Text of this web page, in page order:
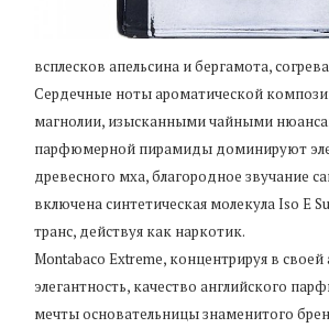
всплесков апельсина и бергамота,
Сердечные ноты ароматической
магнолии, изысканными чайными
парфюмерной пирамиды доминируют
древесного мха, благородное звучание
включена синтетическая молекула Iso E
транс, действуя как наркотик.
Montabaco Extreme, концентрируя в
элегантность, качество английского
мечты основательницы знаменитого